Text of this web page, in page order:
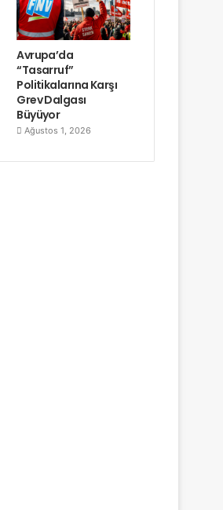
Avrupa’da
“Tasarruf”
Politikalarına Karşı
Grev Dalgası
Büyüyor
Ağustos 1, 2026